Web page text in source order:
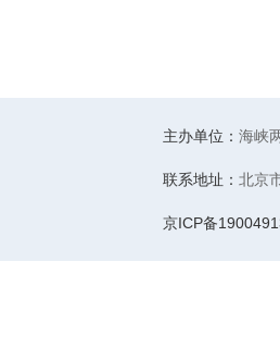
主办单位： 海峡
联系地址： 北京
京ICP备